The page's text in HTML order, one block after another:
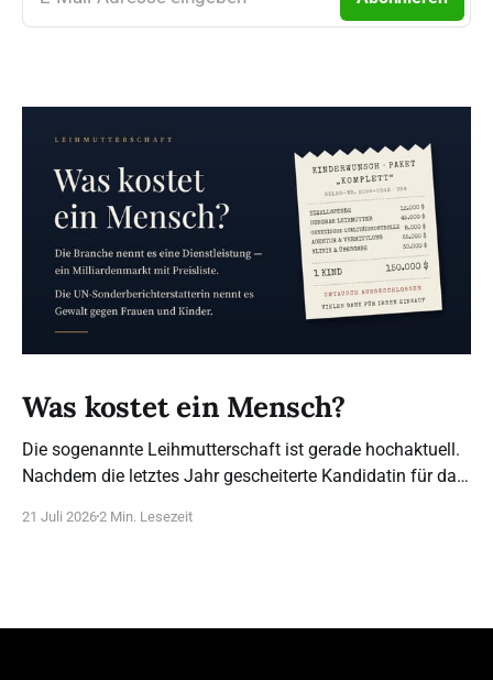
Was kostet ein Mensch?
Die sogenannte Leihmutterschaft ist gerade hochaktuell.
Nachdem die letztes Jahr gescheiterte Kandidatin für das
für die Legalisierung ausspricht (das bestehende Verbot
21 Juli 20262 Min. Lesezeit